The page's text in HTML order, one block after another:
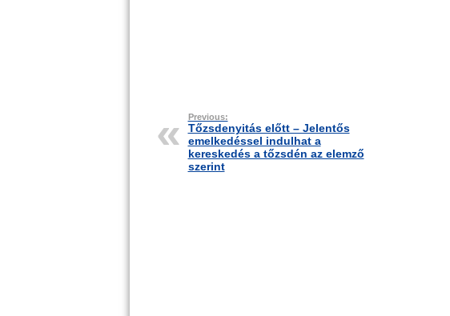
Previous:
Tőzsdenyitás előtt – Jelentős
emelkedéssel indulhat a
kereskedés a tőzsdén az elemző
szerint